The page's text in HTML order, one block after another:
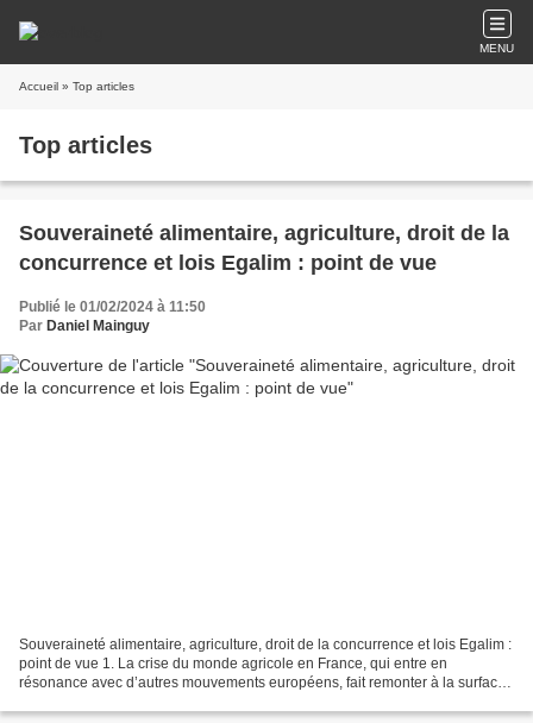
MENU
Accueil » Top articles
Top articles
Souveraineté alimentaire, agriculture, droit de la
concurrence et lois Egalim : point de vue
Publié le 01/02/2024 à 11:50
Par Daniel Mainguy
Souveraineté alimentaire, agriculture, droit de la concurrence et lois Egalim :
point de vue 1. La crise du monde agricole en France, qui entre en
résonance avec d’autres mouvements européens, fait remonter à la surface